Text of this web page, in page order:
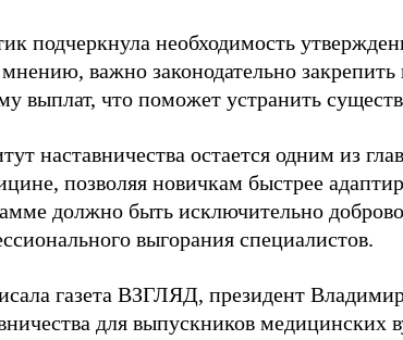
подчеркнула необходимость
важно законодательно
выплат, что поможет устранить
наставничества остается одним из
позволяя новичкам быстрее
должно быть исключительно
выгорания специалистов.
газета ВЗГЛЯД, президент
для выпускников медицинских